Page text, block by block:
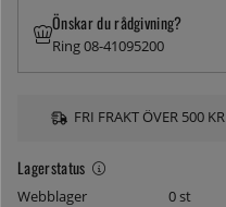
Lagerstatus
Webblager
0 st
Önskar du rådgivning?
Ring 08-41095200
FRI FRAKT ÖVER 500 KR